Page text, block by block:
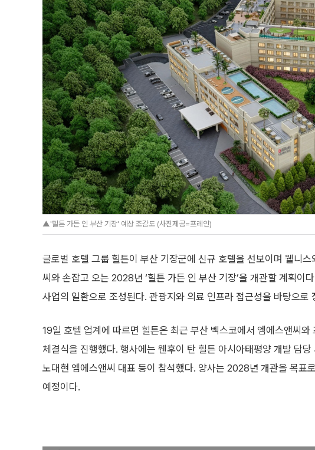
▲'힐튼 가든 인 부산 기장' 예상 조감도 (사진제공=프레인)
글로벌 호텔 그룹 힐튼이 부산 기장군에 신규 호텔을 선보이며 웰니
씨와 손잡고 오는 2028년 ‘힐튼 가든 인 부산 기장’을 개관할 계획이
사업의 일환으로 조성된다. 관광지와 의료 인프라 접근성을 바탕으로
19일 호텔 업계에 따르면 힐튼은 최근 부산 벡스코에서 엠에스앤씨와
체결식을 진행했다. 행사에는 웬후이 탄 힐튼 아시아태평양 개발 담당
노대현 엠에스앤씨 대표 등이 참석했다. 양사는 2028년 개관을 목표
예정이다.